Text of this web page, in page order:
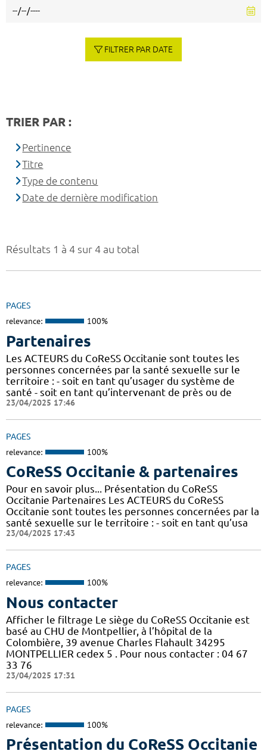
Résultats 1 à 4 sur 4 au total
PAGES
relevance: 100%
Partenaires
Les ACTEURS du CoReSS Occitanie sont toutes les
personnes concernées par la santé sexuelle sur le
territoire : - soit en tant qu’usager du système de
santé - soit en tant qu’intervenant de près ou de
23/04/2025 17:46
PAGES
relevance: 100%
CoReSS Occitanie & partenaires
Pour en savoir plus... Présentation du CoReSS
Occitanie Partenaires Les ACTEURS du CoReSS
Occitanie sont toutes les personnes concernées par la
santé sexuelle sur le territoire : - soit en tant qu’usa
23/04/2025 17:43
PAGES
relevance: 100%
Nous contacter
Afficher le filtrage Le siège du CoReSS Occitanie est
basé au CHU de Montpellier, à l’hôpital de la
Colombière, 39 avenue Charles Flahault 34295
MONTPELLIER cedex 5 . Pour nous contacter : 04 67
33 76
23/04/2025 17:31
PAGES
relevance: 100%
Présentation du CoReSS Occitanie
FILTRER PAR DATE
TRIER PAR :
Pertinence
Titre
Type de contenu
Date de dernière modification